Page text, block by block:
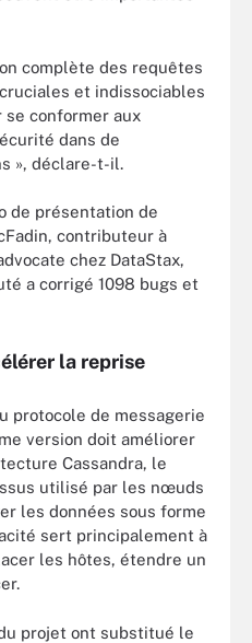
complète des requêtes
et indissociables
conformer aux
dans de
», déclare-t-il.
de présentation de
contributeur à
chez DataStax,
a corrigé 1098 bugs et
la reprise
protocole de messagerie
version doit améliorer
Cassandra, le
utilisé par les nœuds
les données sous forme
sert principalement à
les hôtes, étendre un
projet ont substitué le